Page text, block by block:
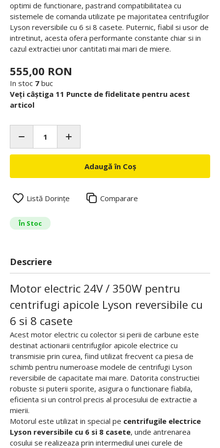
optimi de functionare, pastrand compatibilitatea cu
sistemele de comanda utilizate pe majoritatea centrifugilor
Lyson reversibile cu 6 si 8 casete. Puternic, fiabil si usor de
intretinut, acesta ofera performante constante chiar si in
cazul extractiei unor cantitati mai mari de miere.
555,00 RON
In stoc 7 buc
Veți câștiga 11 Puncte de fidelitate pentru acest
articol
Adaugă în Coș
Listă Dorințe Comparare
În Stoc
Descriere
Motor electric 24V / 350W pentru
centrifugi apicole Lyson reversibile cu
6 si 8 casete
Acest motor electric cu colector si perii de carbune este
destinat actionarii centrifugilor apicole electrice cu
transmisie prin curea, fiind utilizat frecvent ca piesa de
schimb pentru numeroase modele de centrifugi Lyson
reversibile de capacitate mai mare. Datorita constructiei
robuste si puterii sporite, asigura o functionare fiabila,
eficienta si un control precis al procesului de extractie a
mierii.
Motorul este utilizat in special pe centrifugile electrice
Lyson reversibile cu 6 si 8 casete, unde antrenarea
cosului se realizeaza prin intermediul unei curele de